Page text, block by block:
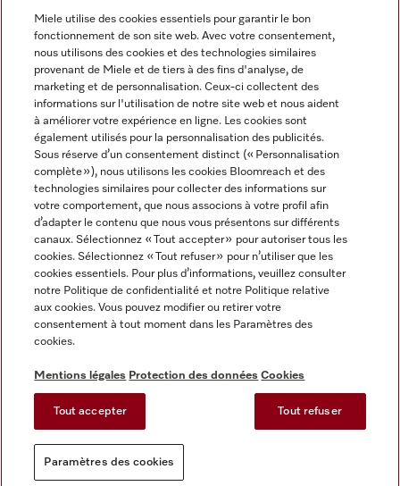
Mentions légales
CGV
Protection des données
Conditions d'utilisation
Reglement sur les services numeriques
Paramètres des cookies
Miele sur Instagram
Miele sur Facebook
Miele sur Youtube
Miele utilise des cookies essentiels pour garantir le bon
fonctionnement de son site web. Avec votre consentement,
nous utilisons des cookies et des technologies similaires
provenant de Miele et de tiers à des fins d'analyse, de
marketing et de personnalisation. Ceux-ci collectent des
informations sur l'utilisation de notre site web et nous aident
à améliorer votre expérience en ligne. Les cookies sont
également utilisés pour la personnalisation des publicités.
Sous réserve d’un consentement distinct (« Personnalisation
complète »), nous utilisons les cookies Bloomreach et des
technologies similaires pour collecter des informations sur
votre comportement, que nous associons à votre profil afin
d’adapter le contenu que nous vous présentons sur différents
canaux. Sélectionnez « Tout accepter » pour autoriser tous les
cookies. Sélectionnez « Tout refuser » pour n’utiliser que les
cookies essentiels. Pour plus d’informations, veuillez consulter
notre Politique de confidentialité et notre Politique relative
aux cookies. Vous pouvez modifier ou retirer votre
consentement à tout moment dans les Paramètres des
cookies.
Mentions légales Protection des données Cookies
Tout accepter Tout refuser
Paramètres des cookies